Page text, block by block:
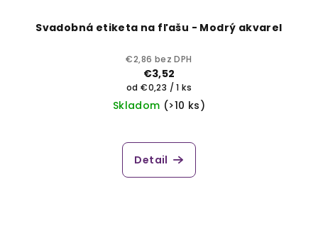
Svadobná etiketa na fľašu - Modrý akvarel
€2,86 bez DPH
€3,52
Jednotková
cena:
od €0,23 / 1 ks
Skladom (>10 ks)
Detail